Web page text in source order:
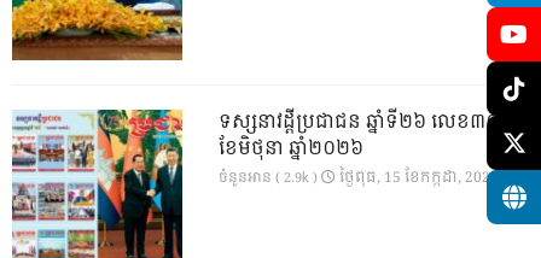
ទស្សនាវដ្ដីប្រជាជន ឆ្នាំទី២៦ លេខ៣០១
ខែមិថុនា ឆ្នាំ២០២៦
ចំនួនអាន ( 2.9k ) ថ្ងៃ​ពុធ, 15 ខែ​កក្កដា, 2026